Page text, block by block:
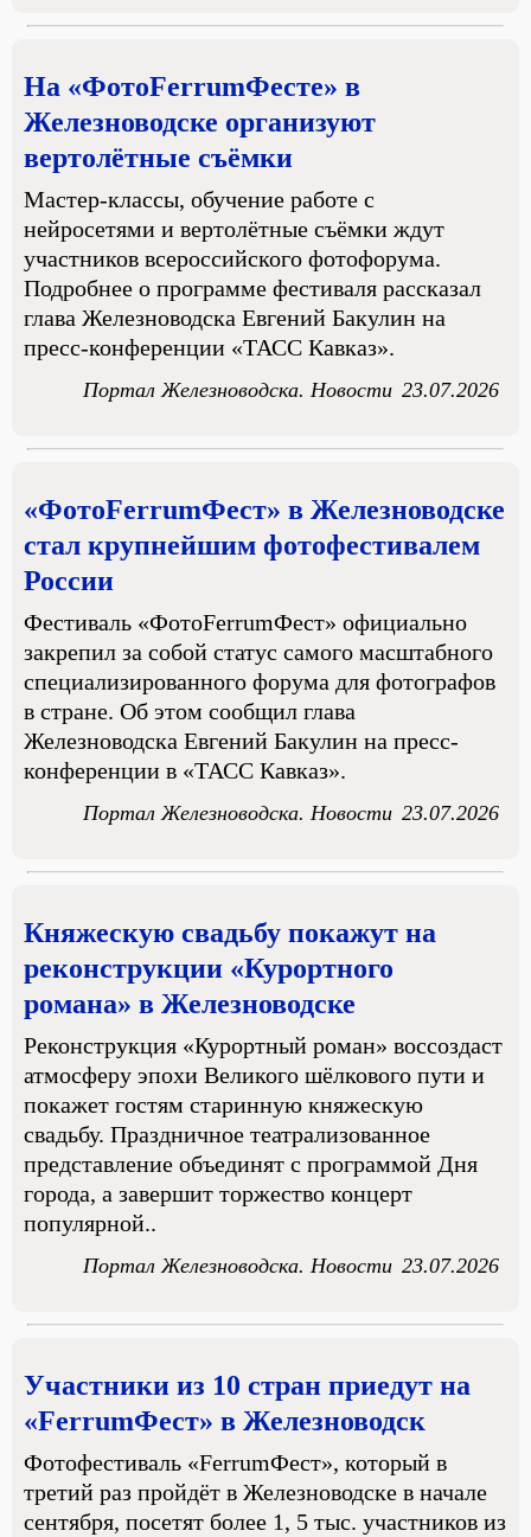
На «ФотоFerrumФесте» в
Железноводске организуют
вертолётные съёмки
Мастер-классы, обучение работе с
нейросетями и вертолётные съёмки ждут
участников всероссийского фотофорума.
Подробнее о программе фестиваля рассказал
глава Железноводска Евгений Бакулин на
пресс-конференции «ТАСС Кавказ».
Портал Железноводска. Новости 23.07.2026
«ФотоFerrumФест» в Железноводске
стал крупнейшим фотофестивалем
России
Фестиваль «ФотоFerrumФест» официально
закрепил за собой статус самого масштабного
специализированного форума для фотографов
в стране. Об этом сообщил глава
Железноводска Евгений Бакулин на пресс-
конференции в «ТАСС Кавказ».
Портал Железноводска. Новости 23.07.2026
Княжескую свадьбу покажут на
реконструкции «Курортного
романа» в Железноводске
Реконструкция «Курортный роман» воссоздаст
атмосферу эпохи Великого шёлкового пути и
покажет гостям старинную княжескую
свадьбу. Праздничное театрализованное
представление объединят с программой Дня
города, а завершит торжество концерт
популярной..
Портал Железноводска. Новости 23.07.2026
Участники из 10 стран приедут на
«FerrumФест» в Железноводск
Фотофестиваль «FerrumФест», который в
третий раз пройдёт в Железноводске в начале
сентября, посетят более 1, 5 тыс. участников из